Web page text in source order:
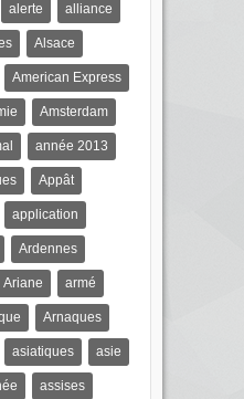
alerte alliance
Alsace
American Express
Amsterdam
année 2013
Appât
application
Ardennes
Ariane armé
Arnaques
asiatiques asie
assises